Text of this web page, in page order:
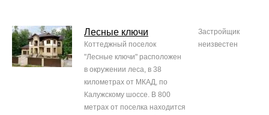
Лесные ключи
Коттеджный поселок
"Лесные ключи" расположен
в окружении леса, в 38
километрах от МКАД, по
Калужскому шоссе. В 800
метрах от поселка находится
Застройщик
неизвестен